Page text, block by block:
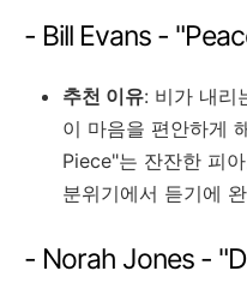
- Bill Evans -
추천 이유: 비가 내리
이 마음을 편안하게
Piece"는 잔잔한 피
분위기에서 듣기에
- Norah Jones -